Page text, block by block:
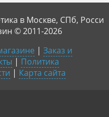
в Москве, СПб, Росси
© 2011-2026
| Заказ и
| Политика
| Карта сайта